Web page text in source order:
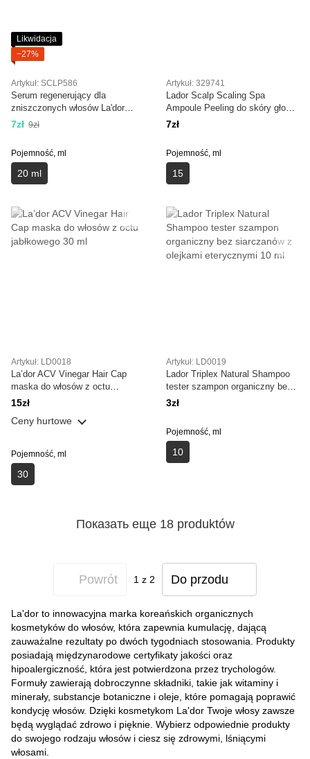
Likwidacja
−27%
Artykuł: SCLP586
Serum regenerujący dla
zniszczonych włosów La'dor
Snail Sleeping Hair Ampoule 20
7zł 9zł
Pojemność, ml
20 ml
Artykuł: 329741
Lador Scalp Scaling Spa
Ampoule Peeling do skóry głowy
15 ml
7zł
Pojemność, ml
15
Artykuł: LD0018
La’dor ACV Vinegar Hair Cap
maska do włosów z octu
jabłkowego 30 ml
15zł
Ceny hurtowe
Pojemność, ml
30
Artykuł: LD0019
Lador Triplex Natural Shampoo
tester szampon organiczny bez
siarczanów z olejkami
3zł
Pojemność, ml
10
Показать еще 18 produktów
Powrót 1 z 2 Do przodu
La'dor to innowacyjna marka koreańskich organicznych
kosmetyków do włosów, która zapewnia kumulację, dającą
zauważalne rezultaty po dwóch tygodniach stosowania. Produkty
posiadają międzynarodowe certyfikaty jakości oraz
hipoalergiczność, która jest potwierdzona przez trychologów.
Formuły zawierają dobroczynne składniki, takie jak witaminy i
minerały, substancje botaniczne i oleje, które pomagają poprawić
kondycję włosów. Dzięki kosmetykom La'dor Twoje włosy zawsze
będą wyglądać zdrowo i pięknie. Wybierz odpowiednie produkty
do swojego rodzaju włosów i ciesz się zdrowymi, lśniącymi
włosami.